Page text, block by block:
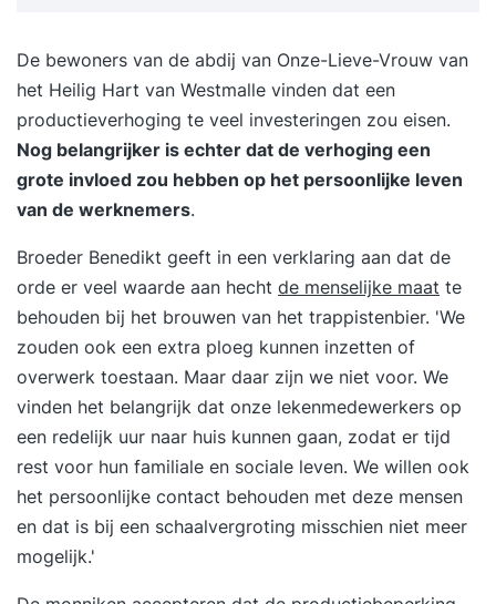
De bewoners van de abdij van Onze-Lieve-Vrouw van
het Heilig Hart van Westmalle vinden dat een
productieverhoging te veel investeringen zou eisen.
Nog belangrijker is echter dat de verhoging een
grote invloed zou hebben op het persoonlijke leven
van de werknemers.
Broeder Benedikt geeft in een verklaring aan dat de
orde er veel waarde aan hecht de menselijke maat te
behouden bij het brouwen van het trappistenbier. 'We
zouden ook een extra ploeg kunnen inzetten of
overwerk toestaan. Maar daar zijn we niet voor. We
vinden het belangrijk dat onze lekenmedewerkers op
een redelijk uur naar huis kunnen gaan, zodat er tijd
rest voor hun familiale en sociale leven. We willen ook
het persoonlijke contact behouden met deze mensen
en dat is bij een schaalvergroting misschien niet meer
mogelijk.'